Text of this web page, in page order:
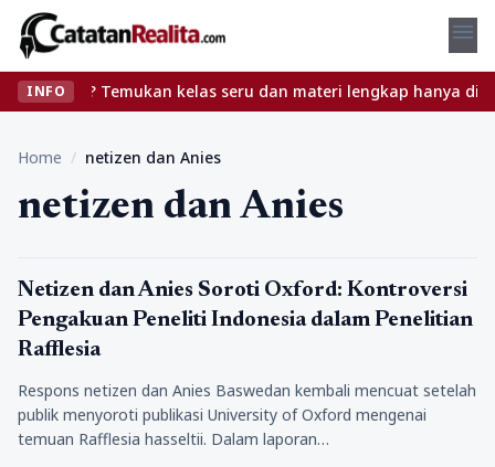
menu
INFO
ribet? Temukan kelas seru dan materi lengkap hanya di
Home / netizen dan Anies
netizen dan Anies
media
Netizen dan Anies Soroti Oxford: Kontroversi
Pengakuan Peneliti Indonesia dalam Penelitian
Rafflesia
Respons netizen dan Anies Baswedan kembali mencuat setelah
publik menyoroti publikasi University of Oxford mengenai
temuan Rafflesia hasseltii. Dalam laporan…